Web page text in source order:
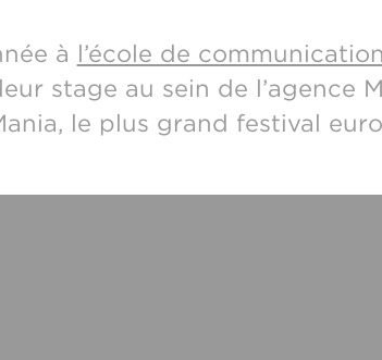
à l’école de
stage au sein de l’agence
le plus grand festival